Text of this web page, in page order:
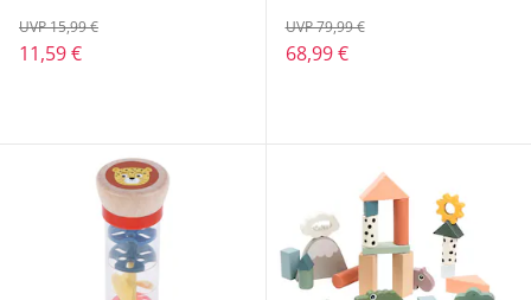
11,59 €
UVP 15,99 €
68,99 €
UVP 79,99 €